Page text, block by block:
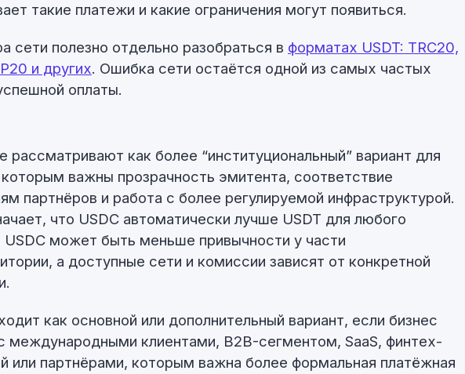
такие платежи и какие ограничения могут появиться.
сети полезно отдельно разобраться в форматах USDT: TRC20,
и других. Ошибка сети остаётся одной из самых частых
оплаты.
рассматривают как более “институциональный” вариант для
важны прозрачность эмитента, соответствие
партнёров и работа с более регулируемой инфраструктурой.
что USDC автоматически лучше USDT для любого
USDC может быть меньше привычности у части
а доступные сети и комиссии зависят от конкретной
как основной или дополнительный вариант, если бизнес
международными клиентами, B2B-сегментом, SaaS, финтех-
или партнёрами, которым важна более формальная платёжная